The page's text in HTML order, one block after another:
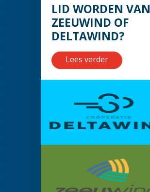
LID WORDEN VAN
ZEEUWIND OF
DELTAWIND?
Lees verder